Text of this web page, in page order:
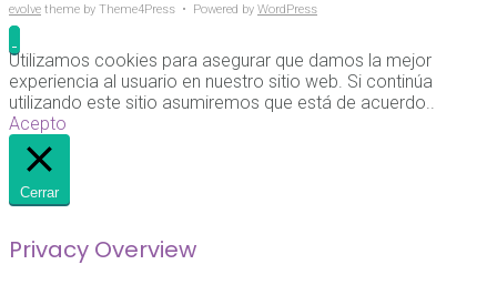
evolve theme by Theme4Press • Powered by WordPress
Utilizamos cookies para asegurar que damos la mejor
experiencia al usuario en nuestro sitio web. Si continúa
utilizando este sitio asumiremos que está de acuerdo..
Acepto
Cerrar
Privacy Overview